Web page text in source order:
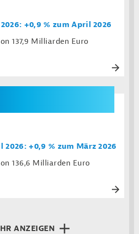
+0,9 % zum April 2026
137,9 Milliarden Euro
+0,9 % zum März 2026
136,6 Milliarden Euro
ANZEIGEN